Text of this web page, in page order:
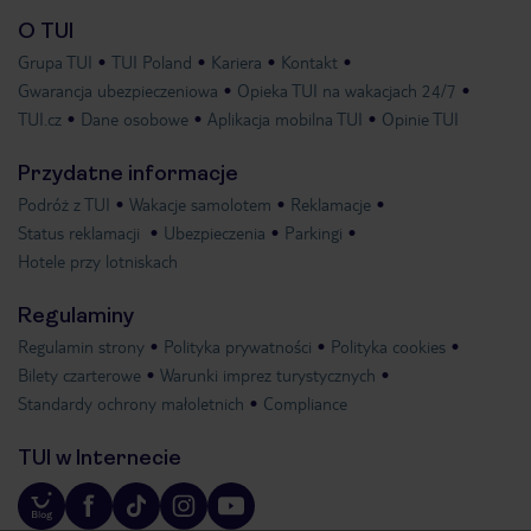
O TUI
Grupa TUI TUI Poland Kariera
Kontakt
Gwarancja ubezpieczeniowa
Opieka TUI na wakacjach 24/7
TUI.cz
Dane osobowe Aplikacja mobilna TUI Opinie TUI
Przydatne informacje
Podróż z TUI Wakacje samolotem
Reklamacje
Status reklamacji
Ubezpieczenia
Parkingi
Hotele przy lotniskach
Regulaminy
Regulamin strony Polityka prywatności
Polityka cookies
Bilety czarterowe
Warunki imprez turystycznych
Standardy ochrony małoletnich
Compliance
TUI w Internecie